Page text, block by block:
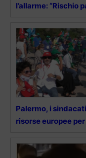
l’allarme: “Rischio
Palermo, i
risorse europee